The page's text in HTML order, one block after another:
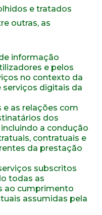
e tratados
outras, as
informação
e pelos
no contexto da
serviços digitais da
e as relações com
dos
a condução
contratuais e
da prestação
subscritos
todas as
ao cumprimento
assumidas pela